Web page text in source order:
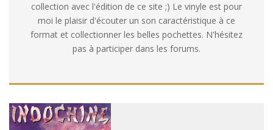
collection avec l'édition de ce site ;) Le vinyle est pour
moi le plaisir d'écouter un son caractéristique à ce
format et collectionner les belles pochettes. N'hésitez
pas à participer dans les forums.